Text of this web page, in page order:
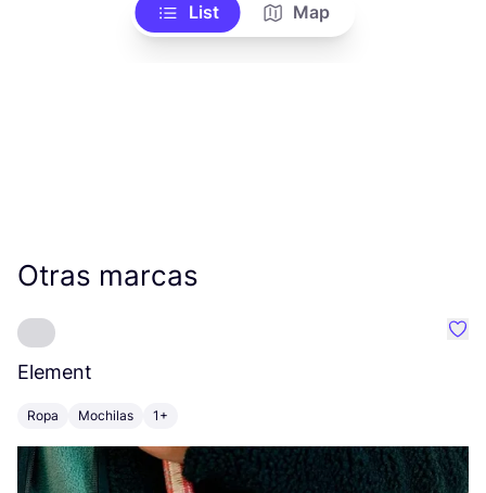
List Map
Otras marcas
Element
Ropa Mochilas 1+